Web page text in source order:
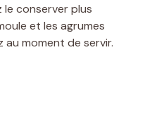
le conserver plus
et les agrumes
au moment de servir.